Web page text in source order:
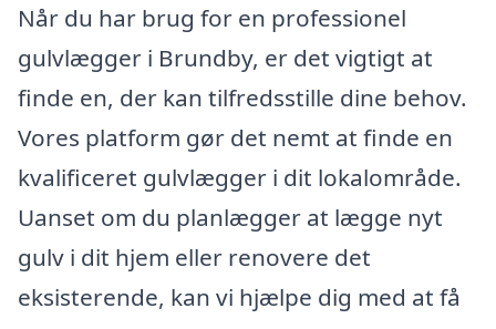
Når du har brug for en professionel
gulvlægger i Brundby, er det vigtigt at
finde en, der kan tilfredsstille dine behov.
Vores platform gør det nemt at finde en
kvalificeret gulvlægger i dit lokalområde.
Uanset om du planlægger at lægge nyt
gulv i dit hjem eller renovere det
eksisterende, kan vi hjælpe dig med at få